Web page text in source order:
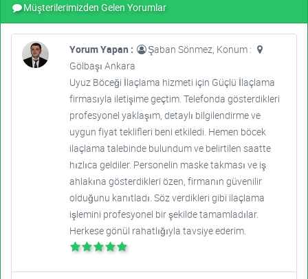
Müşterilerimizden Gelen Yorumlar
Yorum Yapan :
Şaban Sönmez, Konum :
Gölbaşı Ankara
Uyuz Böceği İlaçlama hizmeti için Güçlü İlaçlama
firmasıyla iletişime geçtim. Telefonda gösterdikleri
profesyonel yaklaşım, detaylı bilgilendirme ve
uygun fiyat teklifleri beni etkiledi. Hemen böcek
ilaçlama talebinde bulundum ve belirtilen saatte
hızlıca geldiler. Personelin maske takması ve iş
ahlakına gösterdikleri özen, firmanın güvenilir
olduğunu kanıtladı. Söz verdikleri gibi ilaçlama
işlemini profesyonel bir şekilde tamamladılar.
Herkese gönül rahatlığıyla tavsiye ederim.